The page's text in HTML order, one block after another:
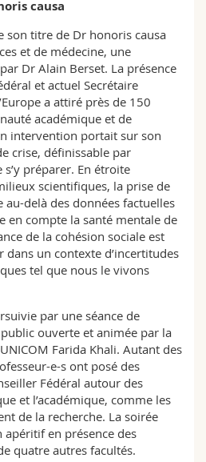
causa
son titre de Dr honoris causa
et de médecine, une
Dr Alain Berset. La présence
et actuel Secrétaire
a attiré près de 150
académique et de
intervention portait sur son
crise, définissable par
s’y préparer. En étroite
scientifiques, la prise de
au-delà des données factuelles
en compte la santé mentale de
de la cohésion sociale est
dans un contexte d’incertitudes
tel que nous le vivons
par une séance de
ouverte et animée par la
Farida Khali. Autant des
e-s ont posé des
Fédéral autour des
et l’académique, comme les
de la recherche. La soirée
apéritif en présence des
quatre autres facultés.